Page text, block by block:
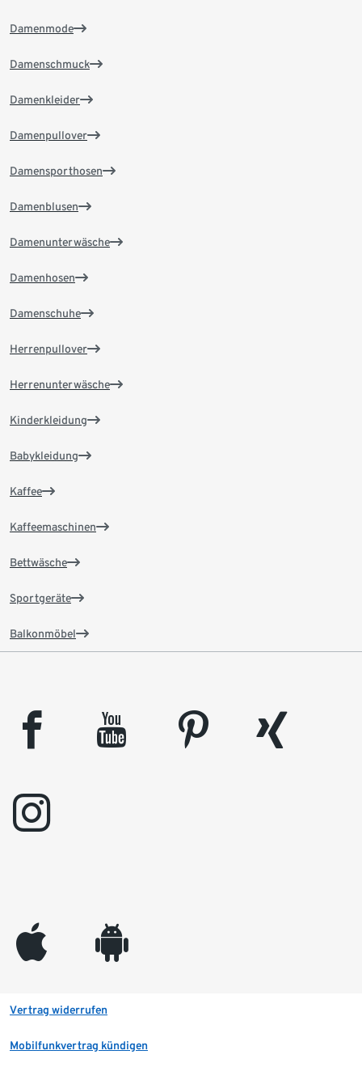
Damenmode
Damenschmuck
Damenkleider
Damenpullover
Damensporthosen
Damenblusen
Damenunterwäsche
Damenhosen
Damenschuhe
Herrenpullover
Herrenunterwäsche
Kinderkleidung
Babykleidung
Kaffee
Kaffeemaschinen
Bettwäsche
Sportgeräte
Balkonmöbel
facebook youtube pinterest
xing
instagram
appleinc android
Vertrag widerrufen
Mobilfunkvertrag kündigen